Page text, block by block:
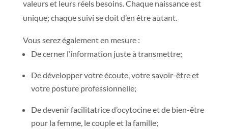
valeurs et leurs réels besoins. Chaque naissance est
unique; chaque suivi se doit d’en être autant.
Vous serez également en mesure :
De cerner l’information juste à transmettre;
De développer votre écoute, votre savoir-être et
votre posture professionnelle;
De devenir facilitatrice d’ocytocine et de bien-être
pour la femme, le couple et la famille;